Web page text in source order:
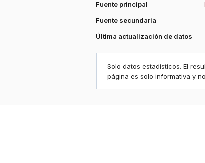
Fuente principal
Fuente secundaria
Última actualización de datos
Solo datos estadísticos. El
página es solo informativa y